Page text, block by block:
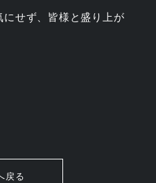
せず、皆様と盛り上が
戻る